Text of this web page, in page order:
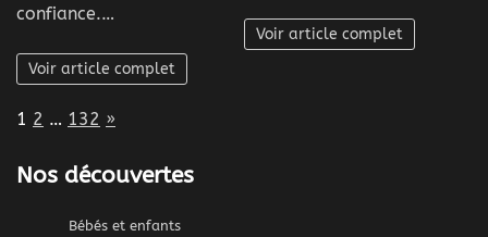
confiance.…
Voir article complet
Voir article complet
Page:
1 2 … 132 Next
»
Nos découvertes
Bébés et enfants